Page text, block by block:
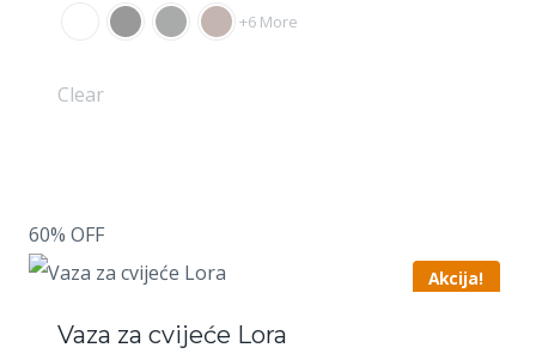
bila
je:
+6 More
Clear
60% OFF
Akcija!
Vaza za cvijeće Lora